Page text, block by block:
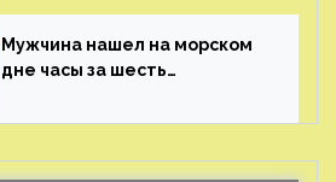
генерала
Мужчина нашел на морском
дне часы за шесть
с помощью пластиковых